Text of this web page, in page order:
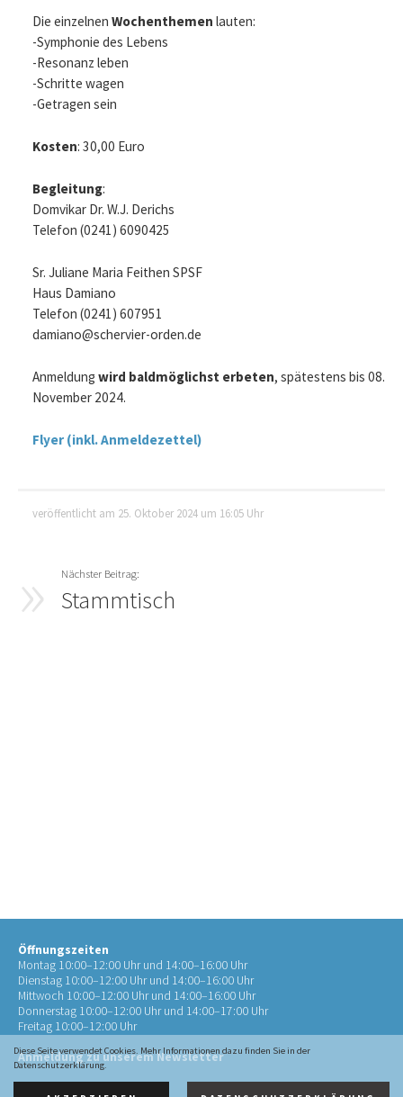
Diese Seite verwendet Cookies. Mehr Informationen dazu finden Sie in der
Datenschutzerklärung.
Die einzelnen Wochenthemen lauten:
-Symphonie des Lebens
-Resonanz leben
-Schritte wagen
-Getragen sein
Kosten: 30,00 Euro
Begleitung:
Domvikar Dr. W.J. Derichs
Telefon (0241) 6090425
Sr. Juliane Maria Feithen SPSF
Haus Damiano
Telefon (0241) 607951
damiano@schervier-orden.de
Anmeldung wird baldmöglichst erbeten, spätestens bis 08.
November 2024.
Flyer (inkl. Anmeldezettel)
veröffentlicht am 25. Oktober 2024 um 16:05 Uhr
Stammtisch
Öffnungszeiten
Montag 10:00–12:00 Uhr und 14:00–16:00 Uhr
Dienstag 10:00–12:00 Uhr und 14:00–16:00 Uhr
Mittwoch 10:00–12:00 Uhr und 14:00–16:00 Uhr
Donnerstag 10:00–12:00 Uhr und 14:00–17:00 Uhr
Freitag 10:00–12:00 Uhr
Anmeldung zu unserem Newsletter